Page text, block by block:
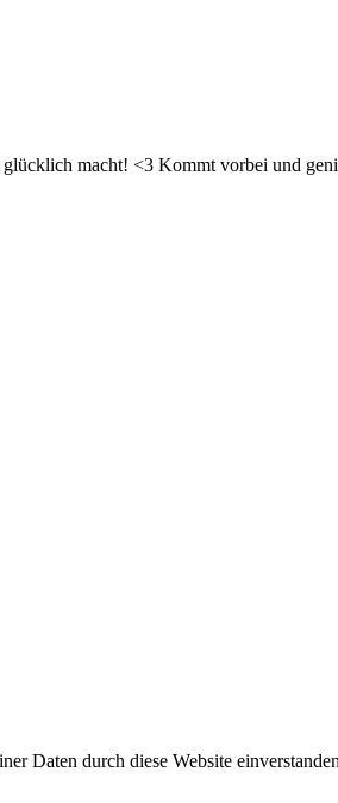
macht! <3 Kommt vorbei und
Daten durch diese Website